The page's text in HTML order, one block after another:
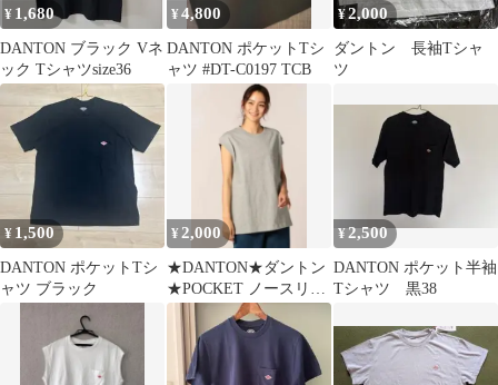
¥ 1,680
DANTON ブラック Vネ
ック Tシャツsize36
¥4,800
DANTON ポケットTシ
ャツ #DT-C0197 TCB
¥2,000
ダントン 長袖Tシャ
ツ
¥ 1,500
DANTON ポケットTシ
ャツ ブラック
¥ 2,000
★DANTON★ダントン
★POCKET ノースリー
ブTシャツ★#JD-9127
¥2,500
DANTON ポケット半袖
Tシャツ 黒38